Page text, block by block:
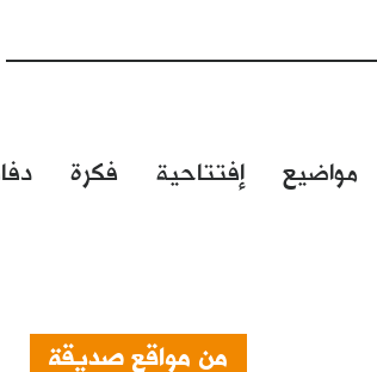
مواضيع إفتتاحية فكرة
من مواقع صديقة